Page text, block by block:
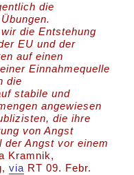
die
die Entstehung
EU und der
auf einen
Einnahmequelle
die
stabile und
angewiesen
die ihre
von Angst
der Angst vor einem
Kramnik,
via RT 09. Febr.